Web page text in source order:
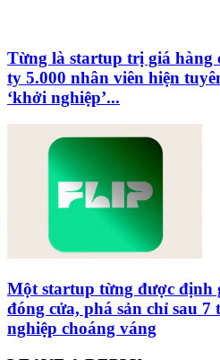
Từng là startup trị giá hàng
ty 5.000 nhân viên hiện
‘khởi nghiệp’...
Một startup từng được định
đóng cửa, phá sản chỉ sau
nghiệp choáng váng